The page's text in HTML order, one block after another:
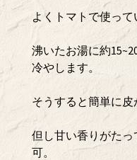
よくトマトで使って
沸いたお湯に約
冷やします。
そうすると簡単に皮
但し甘い香りがた
可。